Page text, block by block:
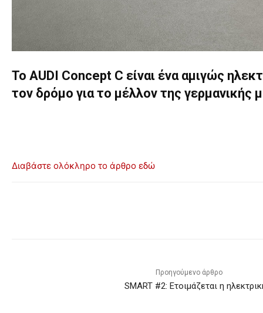
To AUDI Concept C είναι ένα αμιγώς
τον δρόμο για το μέλλον της γερμανικής
Διαβάστε ολόκληρο το άρθρο εδώ
Προηγούμενο άρθρο
SMART #2: Ετοιμάζεται η